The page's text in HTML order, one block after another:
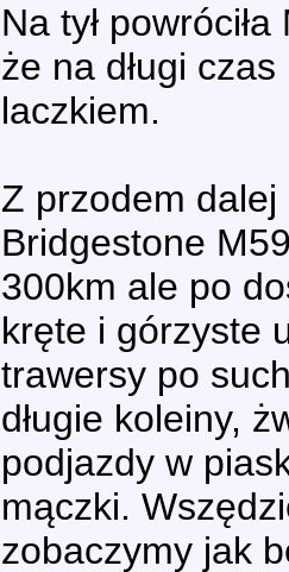
Na tył
że na długi
laczkiem.
Z przodem dalej
Bridgestone
300km ale po
kręte i górzyste
trawersy po
długie koleiny,
podjazdy w
mączki.
zobaczymy jak